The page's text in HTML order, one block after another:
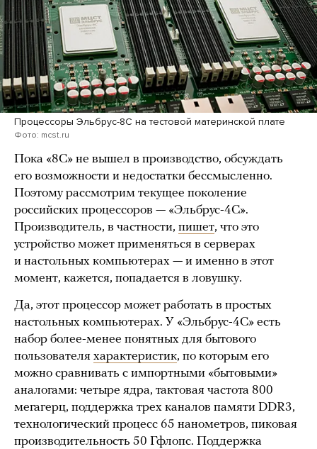
Процессоры Эльбрус-8С на тестовой материнской плате
Фото: mcst.ru
Пока «8С» не вышел в производство, обсуждать
его возможности и недостатки бессмысленно.
Поэтому рассмотрим текущее поколение
российских процессоров — «Эльбрус-4С».
Производитель, в частности, пишет, что это
устройство может применяться в серверах
и настольных компьютерах — и именно в этот
момент, кажется, попадается в ловушку.
Да, этот процессор может работать в простых
настольных компьютерах. У «Эльбрус-4С» есть
набор более-менее понятных для бытового
пользователя характеристик, по которым его
можно сравнивать с импортными «бытовыми»
аналогами: четыре ядра, тактовая частота 800
мегагерц, поддержка трех каналов памяти DDR3,
технологический процесс 65 нанометров, пиковая
производительность 50 Гфлопс. Поддержка